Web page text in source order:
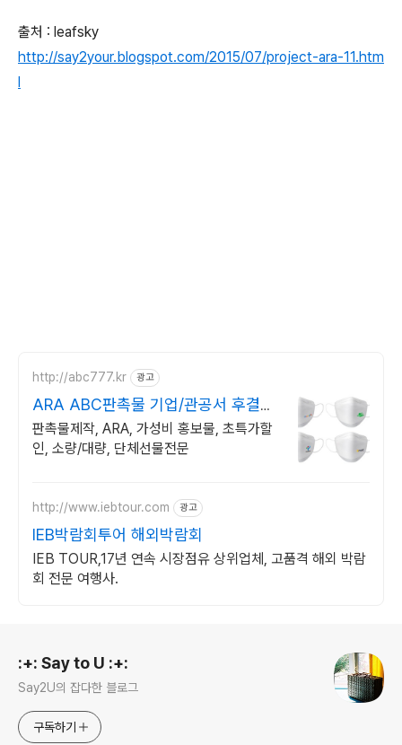
출처 : leafsky
http://say2your.blogspot.com/2015/07/project-ara-11.htm
l
http://abc777.kr 광고
ARA ABC판촉물 기업/관공서 후결제
!판촉물제작, ARA, 가성비 홍보물, 초특가할
인, 소량/대량, 단체선물전문
http://www.iebtour.com 광고
IEB박람회투어 해외박람회
IEB TOUR,17년 연속 시장점유 상위업체, 고품격 해외 박람
회 전문 여행사.
:+: Say to U :+:
Say2U의 잡다한 블로그
구독하기